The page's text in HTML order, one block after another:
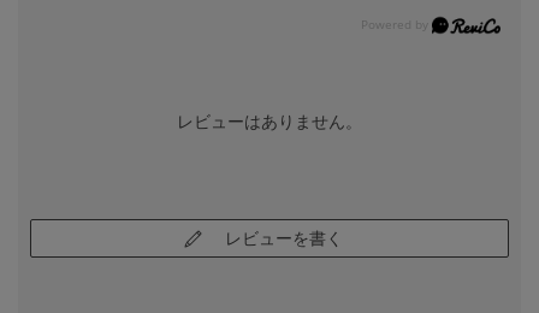
レビューはありません。
レビューを書く